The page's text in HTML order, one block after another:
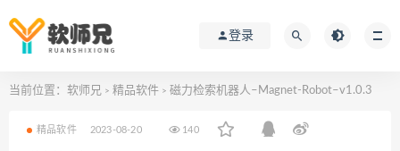
登录
当前位置： 软师兄 > 精品软件 > 磁力检索机器人–Magnet-Robot–v1.0.3
精品软件 2023-08-20 140